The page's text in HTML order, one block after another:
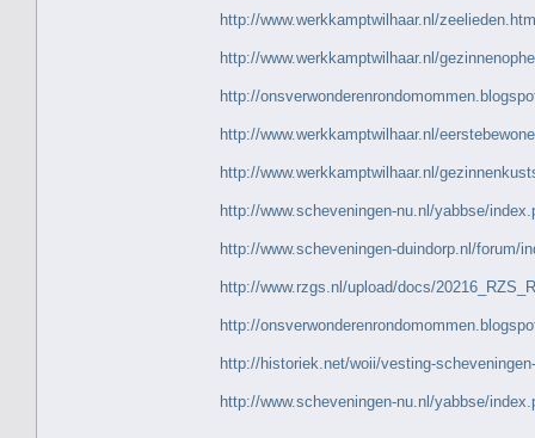
http://www.werkkamptwilhaar.nl/
http://www.werkkamptwilhaar.nl/
http://
http://www.werkkamptwilhaar.nl/
http://www.werkkamptwilhaar.nl/
http://www.scheveningen-nu.nl/yabbse/
http://www.scheveningen-duindorp.nl/forum/
http://www.rzgs.nl/upload/docs/
http://
http://historiek.net/woii/vesting-
http://www.scheveningen-nu.nl/yabbse/